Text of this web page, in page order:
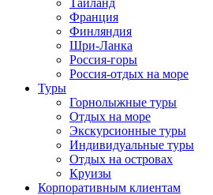
Таиланд
Франция
Финляндия
Шри-Ланка
Россия-горы
Россия-отдых на море
Туры
Горнолыжные туры
Отдых на море
Экскурсионные туры
Индивидуальные туры
Отдых на островах
Круизы
Корпоративным клиентам